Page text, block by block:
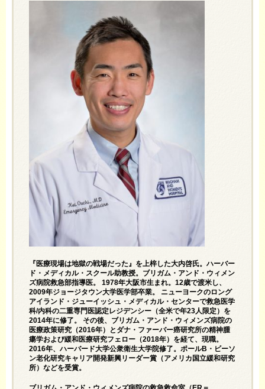
『 医療現場は地獄の戦場だった 』を上梓した大内啓氏。ハーバー
ド・メディカル・スクール助教授。ブリガム・アンド・ウィメン
ズ病院救急部指導医。 1978年大阪市生まれ。12歳で渡米し、
2009年ジョージタウン大学医学部卒業。 ニューヨークのロング
アイランド・ジューイッシュ・メディカル・センターで救急医学
科/内科の二重専門医認定レジデンシー（全米で年23人限定）を
2014年に修了。 その後、ブリガム・アンド・ウィメンズ病院の
医療政策研究（2016年）とダナ・ファーバー癌研究所の精神腫
瘍学および緩和医療研究フェロー（2018年）を経て、現職。
2016年、ハーバード大学公衆衛生大学院修了。ポールB・ビーソ
ン老化研究キャリア開発新興リーダー賞（アメリカ国立緩和研究
所）などを受賞。